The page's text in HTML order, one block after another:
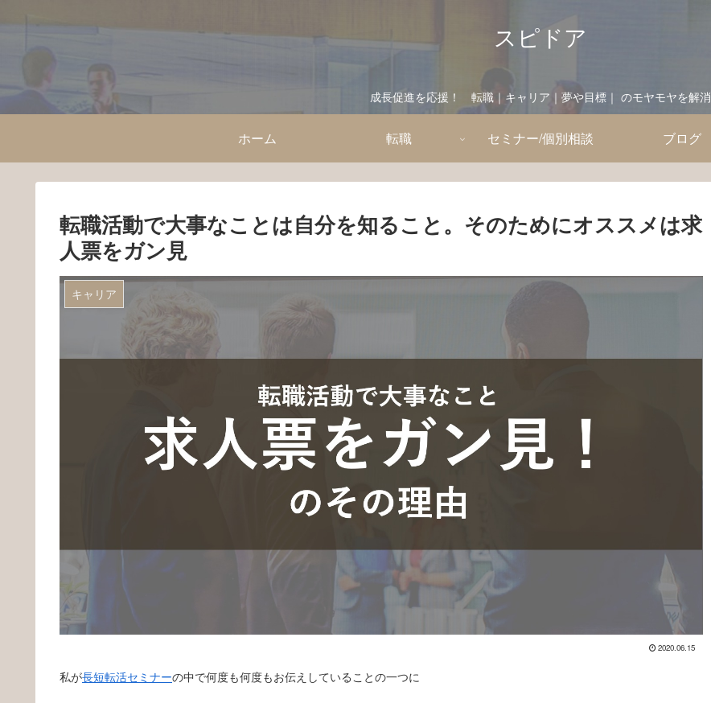
スピドア
成長促進を応援！ 転職｜キャリア｜夢や目標｜ のモヤモヤを解消
ホーム 転職 セミナー/個別相談 ブログ
転職活動で大事なことは自分を知ること。そのためにオススメは求
人票をガン見
キャリア
2020.06.15
私が長短転活セミナーの中で何度も何度もお伝えしていることの一つに